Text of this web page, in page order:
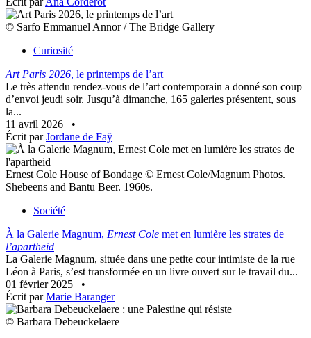
© Sarfo Emmanuel Annor / The Bridge Gallery
Curiosité
Art Paris 2026, le printemps de l’art
Le très attendu rendez-vous de l’art contemporain a donné son coup
d’envoi jeudi soir. Jusqu’à dimanche, 165 galeries présentent, sous
la...
11 avril 2026
•
Écrit parJordane de Faÿ
Ernest Cole House of Bondage © Ernest Cole/Magnum Photos.
Shebeens and Bantu Beer. 1960s.
Société
À la Galerie Magnum, Ernest Cole met en lumière les strates de
l’apartheid
La Galerie Magnum, située dans une petite cour intimiste de la rue
Léon à Paris, s’est transformée en un livre ouvert sur le travail du...
01 février 2025
•
Écrit parMarie Baranger
© Barbara Debeuckelaere